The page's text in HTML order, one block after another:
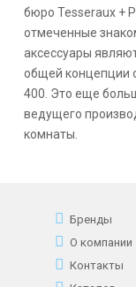
бюро Tesseraux +
отмеченные
аксессуары
общей концепции
400 . Это еще
ведущего
комнаты.
Бренды
О компании
Контакты